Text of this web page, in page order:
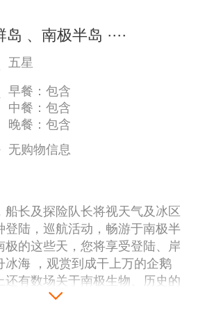
Harbour) 是尖凸企鹅的聚集地
的平躺在众山环抱的安沃尔湾
，雄伟壮观的冰川成为它天然
的威德尔海豹。据鸟类学家长
，南极地区现有企鹅近1.2亿
鹅总数的87%，占南极海鸟总数
壮观，而且根本不怕人，有时还
。
Island)
围的浅水区经常导致浮冰搁浅，
度40分，西经62度37分），四
片。实际上库佛维岛是一个黑色
静静地躺在Ronge岛北部和阿克
的Errera水道中，在海水冲刷
到黑色的礁石。
者巡航以下部分地点或者其他可
地点：
Wall Station）
科考站。长城站所在乔治王岛
Island)，不仅风光旖旎，是海
等极地动物的集聚地，同时也
学考察站最为密集之地，智利、
、俄罗斯、乌拉圭等国的考察站
成为外国游客来南极观光的一道
Island)
林威治岛和罗伯特岛的中间，
行的必经之地，在岛上可以看到
鹅、以及嘴巴桔红色、眼眉上方
、南极半岛 ····
五星
早餐：包含
中餐：包含
晚餐：包含
无购物信息
船长及探险队长将视天气及冰区
登陆，巡航活动，畅游于南极半
极的这些天，您将享受登陆、岸
冰海 ，观赏到成干上万的企鹅
还有数场关于南极生物、历史的
排以安全第一，由船长和船方